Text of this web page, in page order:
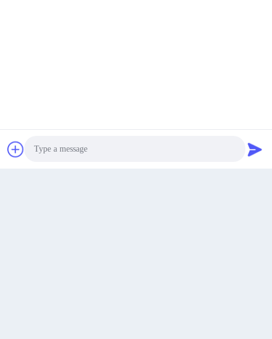
Dapatkan Harga Terbaik
Telepon